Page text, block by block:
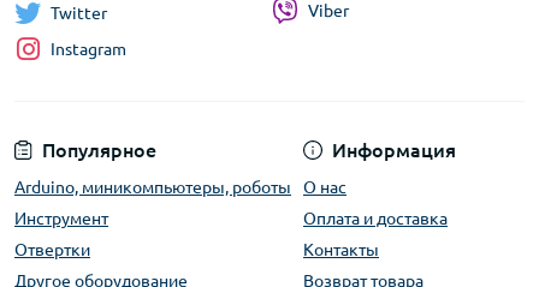
Популярное
Arduino, миникомпьютеры, роботы
Инструмент
Отвертки
Другое оборудование
Информация
О нас
Оплата и доставка
Контакты
Возврат товара
Twitter
Instagram
Viber